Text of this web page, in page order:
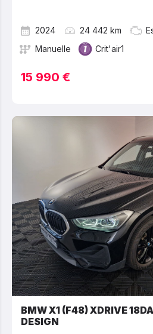
2024 24 442 km
Manuelle
Crit'air1
15 990 €
BMW X1 (F48) XDRIVE
DESIGN